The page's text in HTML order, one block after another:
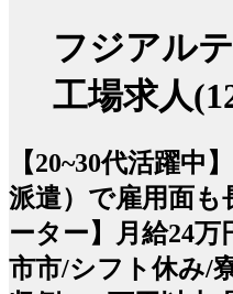
フジアル
工場求人
【20~30代活躍中
派遣）で雇用面も
ーター】月給24万
市市/シフト休み/